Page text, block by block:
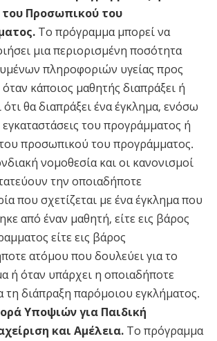
του Προσωπικού του
Το πρόγραμμα μπορεί να
μια περιορισμένη ποσότητα
πληροφοριών υγείας προς
κάποιος μαθητής διαπράξει ή
ότι θα διαπράξει ένα έγκλημα, ενόσω
εγκαταστάσεις του προγράμματος ή
προσωπικού του προγράμματος.
νομοθεσία και οι κανονισμοί
την οποιαδήποτε
που σχετίζεται με ένα έγκλημα που
από έναν μαθητή, είτε εις βάρος
είτε εις βάρος
ατόμου που δουλεύει για το
ή όταν υπάρχει η οποιαδήποτε
τη διάπραξη παρόμοιου εγκλήματος.
Υποψιών για Παιδική
και Αμέλεια. Το πρόγραμμα